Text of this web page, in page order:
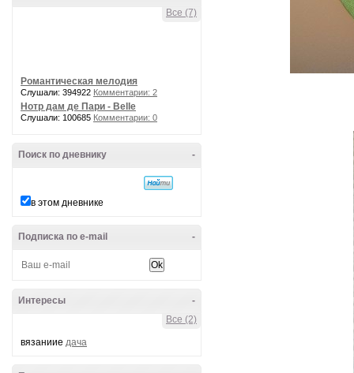
Все (7)
Романтическая мелодия
Слушали: 394922 Комментарии: 2
Нотр дам де Пари - Belle
Слушали: 100685 Комментарии: 0
-
Поиск по дневнику
в этом дневнике
-
Подписка по e-mail
-
Интересы
Все (2)
вязаниие дача